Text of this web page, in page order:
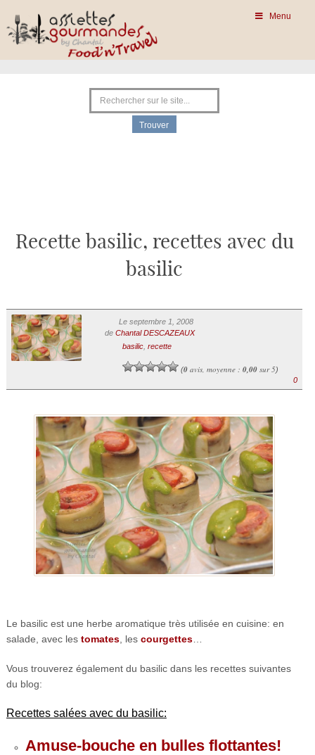
Menu
Recette basilic, recettes avec du
basilic
Le septembre 1, 2008
de Chantal DESCAZEAUX
basilic, recette
(0avis, moyenne : 0,00sur 5)
0
Le basilic est une herbe aromatique très utilisée en cuisine: en
salade, avec les tomates, les courgettes…
Vous trouverez également du basilic dans les recettes suivantes
du blog:
Recettes salées avec du basilic:
Amuse-bouche en bulles flottantes!